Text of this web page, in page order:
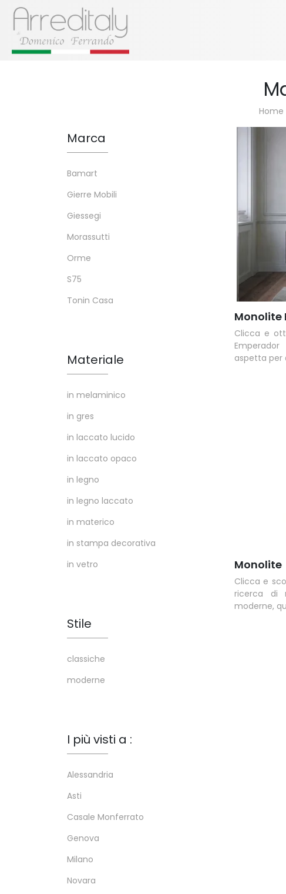
Home
Monolite
Clicca e
aspetta per
Monolite
Clicca e
ricerca di
moderne,
Marca
Bamart
Gierre Mobili
Giessegi
Morassutti
Orme
S75
Tonin Casa
Materiale
in melaminico
in gres
in laccato lucido
in laccato opaco
in legno
in legno laccato
in materico
in stampa decorativa
in vetro
Stile
classiche
moderne
I più visti a :
Alessandria
Asti
Casale Monferrato
Genova
Milano
Novara